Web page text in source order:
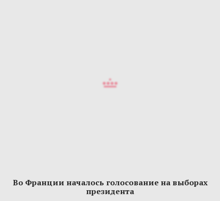
Во Франции началось голосование на выборах
президента